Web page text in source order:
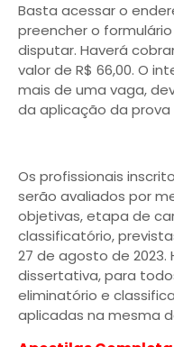
Basta acessar o
preencher o
disputar. Haverá
valor de R$ 66,00. O
mais de uma vaga,
da aplicação da prova
Os profissionais
serão avaliados por
objetivas, etapa de
classificatório,
27 de agosto de
dissertativa, para
eliminatório e
aplicadas na mesma